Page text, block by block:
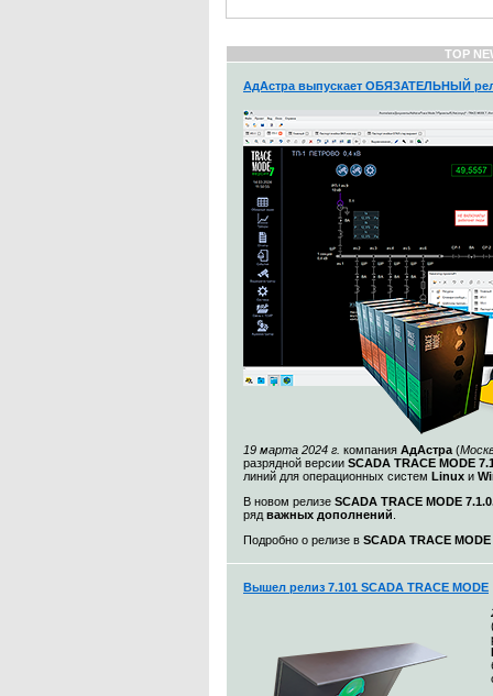
TOP
АдАстра выпускает ОБЯЗАТЕЛЬНЫЙ
19 марта 2024 г. компания АдАстра (
разрядной версии SCADA TRACE MODE
линий для операционных систем Linux и
В новом релизе SCADA TRACE MODE
ряд важных дополнений
Подробно о релизе в SCADA TRACE MODE
Вышел релиз 7.101 SCADA TRACE MODE